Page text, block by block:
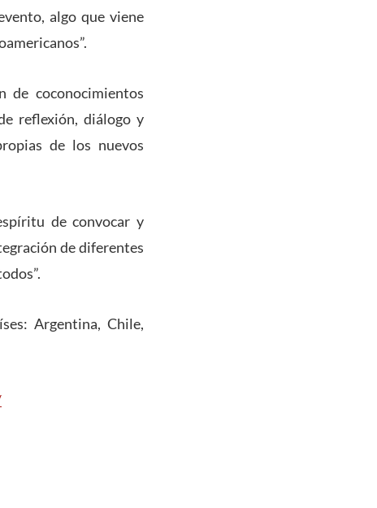
algo que viene
de coconocimientos
reflexión, diálogo y
de los nuevos
de convocar y
de diferentes
Argentina, Chile,